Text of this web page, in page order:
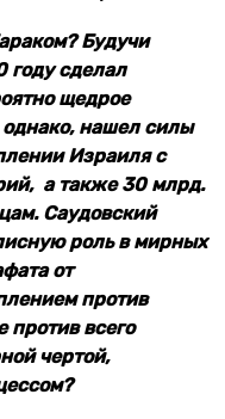
Будучи
году сделал
щедрое
однако, нашел силы
Израиля с
а также 30 млрд.
Саудовский
роль в мирных
от
против
против всего
чертой,